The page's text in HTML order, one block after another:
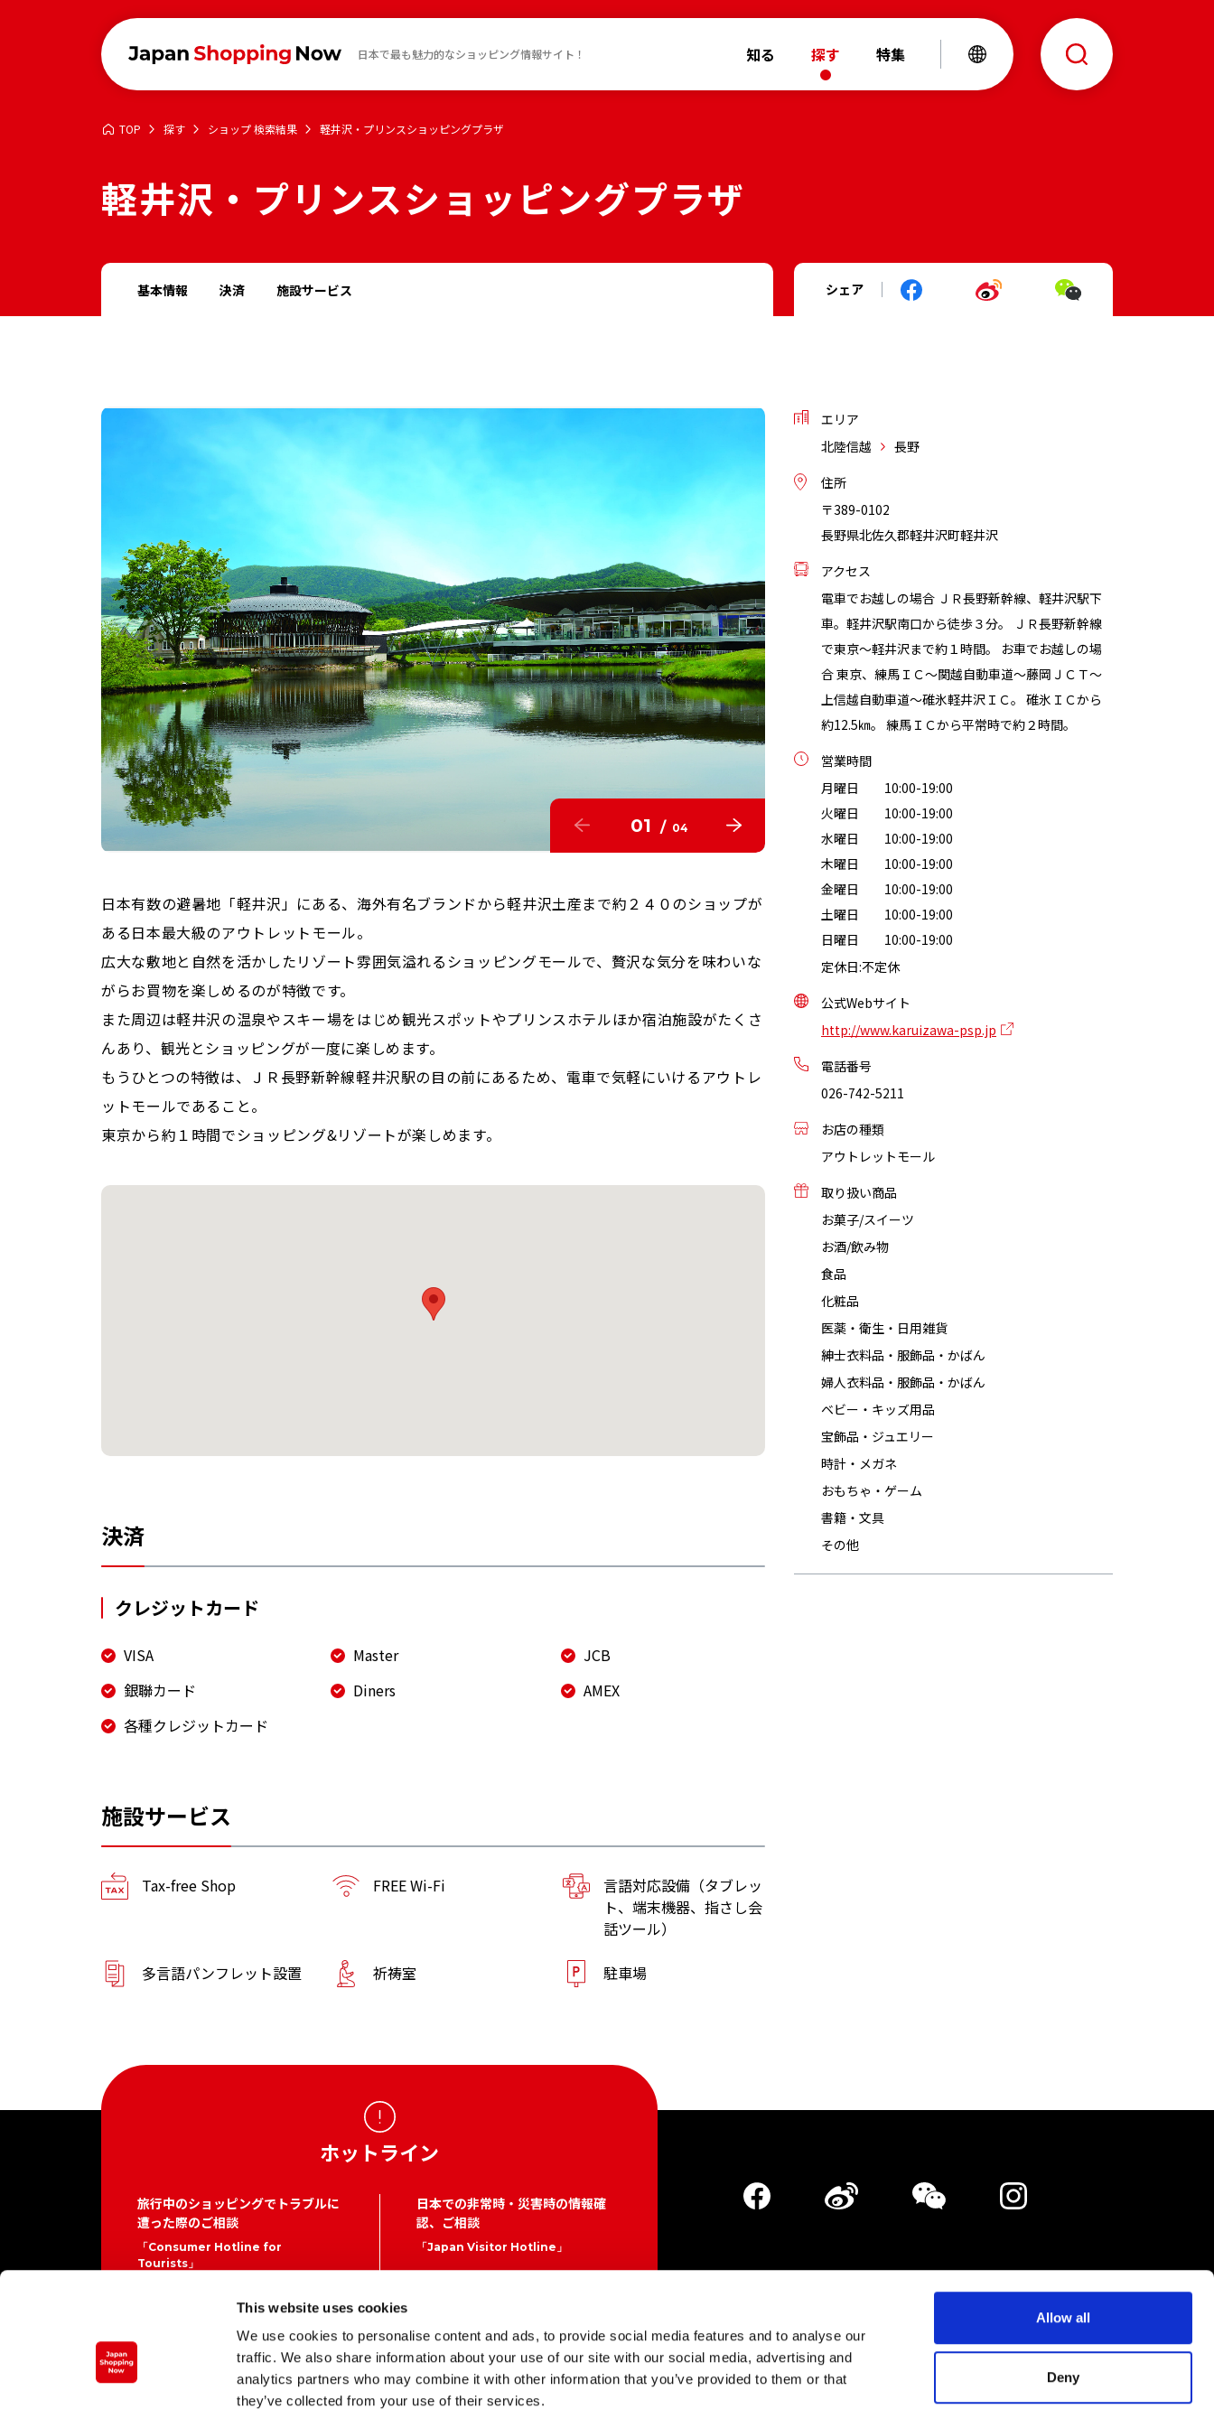
This website uses cookies
We use cookies to personalise content and ads, to provide social media features and to analyse our
traffic. We also share information about your use of our site with our social media, advertising and
analytics partners who may combine it with other information that you’ve provided to them or that
they’ve collected from your use of their services.
Allow all
Deny
日本で最も魅力的なショッピング情報サイト！ 知る 探す 特集
TOP 探す ショップ 検索結果 軽井沢・プリンスショッピングプラザ
軽井沢・プリンスショッピングプラザ
基本情報 決済 施設サービス
01 / 04
シェア
エリア
北陸信越
長野
住所
〒389-0102
長野県北佐久郡軽井沢町軽井沢
アクセス
電車でお越しの場合 ＪＲ長野新幹線、軽井沢駅下
車。軽井沢駅南口から徒歩３分。 ＪＲ長野新幹線
で東京～軽井沢まで約１時間。 お車でお越しの場
合 東京、練馬ＩＣ～関越自動車道～藤岡ＪＣＴ～
上信越自動車道～碓氷軽井沢ＩＣ。 碓氷ＩＣから
約12.5㎞。 練馬ＩＣから平常時で約２時間。
営業時間
月曜日 10:00-19:00
火曜日 10:00-19:00
水曜日 10:00-19:00
木曜日 10:00-19:00
金曜日 10:00-19:00
土曜日 10:00-19:00
日曜日 10:00-19:00
定休日:不定休
公式Webサイト
http://www.karuizawa-psp.jp
電話番号
026-742-5211
お店の種類
アウトレットモール
取り扱い商品
お菓子/スイーツ
お酒/飲み物
食品
化粧品
医薬・衛生・日用雑貨
紳士衣料品・服飾品・かばん
婦人衣料品・服飾品・かばん
ベビー・キッズ用品
宝飾品・ジュエリー
時計・メガネ
おもちゃ・ゲーム
書籍・文具
その他
日本有数の避暑地「軽井沢」にある、海外有名ブランドから軽井沢土産まで約２４０のショップが
ある日本最大級のアウトレットモール。
広大な敷地と自然を活かしたリゾート雰囲気溢れるショッピングモールで、贅沢な気分を味わいな
がらお買物を楽しめるのが特徴です。
また周辺は軽井沢の温泉やスキー場をはじめ観光スポットやプリンスホテルほか宿泊施設がたくさ
んあり、観光とショッピングが一度に楽しめます。
もうひとつの特徴は、ＪＲ長野新幹線軽井沢駅の目の前にあるため、電車で気軽にいけるアウトレ
ットモールであること。
東京から約１時間でショッピング&リゾートが楽しめます。
決済
クレジットカード
VISA Master
JCB
銀聯カード
Diners
AMEX
各種クレジットカード
施設サービス
Tax-free Shop FREE Wi-Fi
言語対応設備（タブレッ
ト、端末機器、指さし会
話ツール）
多言語パンフレット設置 祈祷室 駐車場
ホットライン
旅行中のショッピングでトラブルに
遭った際のご相談
「Consumer Hotline for
Tourists」
こちらは各サービスを提供している事業
者の連絡先ではありません
通話料金がかかります
平日10時から16時（土曜日曜祝日、12月
29日から1月3日を除く）
日本での非常時・災害時の情報確
認、ご相談
「Japan Visitor Hotline」
https://www.japan.travel/en/p
lan/hotline/
店舗の掲載・広告掲載のご相談
Copyright © Japan Shopping Now Project Team.All Rights Reserved.